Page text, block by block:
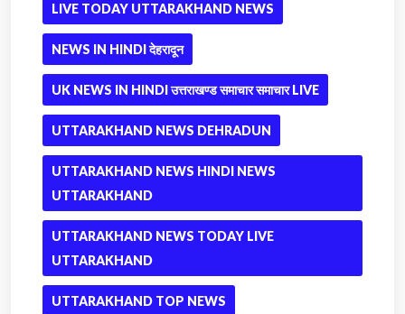
LIVE TODAY UTTARAKHAND NEWS
NEWS IN HINDI देहरादून
UK NEWS IN HINDI उत्तराखण्ड समाचार समाचार LIVE
UTTARAKHAND NEWS DEHRADUN
UTTARAKHAND NEWS HINDI NEWS
UTTARAKHAND
UTTARAKHAND NEWS TODAY LIVE
UTTARAKHAND
UTTARAKHAND TOP NEWS